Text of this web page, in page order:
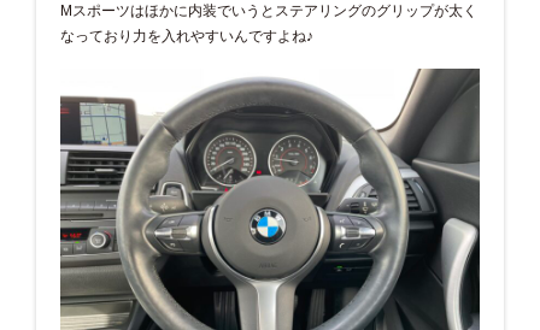
Mスポーツはほかに内装でいうとステアリングのグリップが太く
なっており力を入れやすいんですよね♪